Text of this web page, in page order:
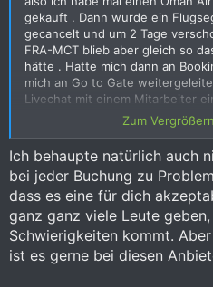
gekauft . Dann wurde ein
gecancelt und um 2 Tage
FRA-MCT blieb aber gleich so
hätte . Hatte mich dann an
mich an Go to Gate
Livechat mit einem Mitarbeiter
Lösung gefunden und das
Natürlich ist es immer besser
aber das wäre zb. in meinem
gewesen .
Zum
Ich behaupte natürlich auch
bei jeder Buchung zu
dass es eine für dich
ganz ganz viele Leute
Schwierigkeiten kommt.
ist es gerne bei diesen